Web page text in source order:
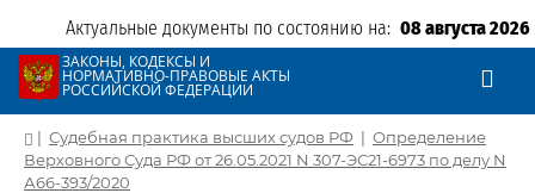
Актуальные документы по состоянию на: 08 августа 2026
ЗАКОНЫ, КОДЕКСЫ И
НОРМАТИВНО-ПРАВОВЫЕ АКТЫ
РОССИЙСКОЙ ФЕДЕРАЦИИ
| Судебная практика высших судов РФ | Определение
Верховного Суда РФ от 26.05.2021 N 307-ЭС21-6973 по делу N
А66-393/2020